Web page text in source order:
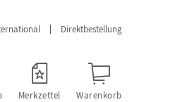
Direktbestellung
Merkzettel Warenkorb